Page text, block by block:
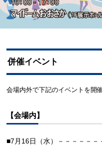
併催イベント
会場内外で下記のイベントを開
【会場内】
■7月16日（水）－－－－－－